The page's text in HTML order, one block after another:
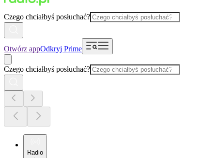
Czego chciałbyś posłuchać?
Otwórz appOdkryj Prime
Czego chciałbyś posłuchać?
Radio